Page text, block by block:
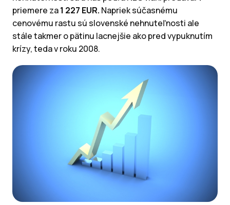
priemere za1 227 EUR. Napriek súčasnému
cenovému rastu sú slovenské nehnuteľnosti ale
stále takmer o pätinu lacnejšie ako pred vypuknutím
krízy, teda v roku 2008.